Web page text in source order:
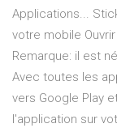
Applications...
votre mobile
Remarque: il est
Avec toutes les
vers Google Play
l'application sur